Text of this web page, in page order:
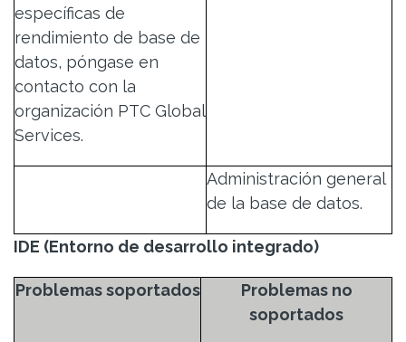
específicas de
rendimiento de base de
datos, póngase en
contacto con la
organización PTC Global
Services.
Administración general
de la base de datos.
IDE (Entorno de desarrollo integrado)
Problemas soportados
Problemas no
soportados